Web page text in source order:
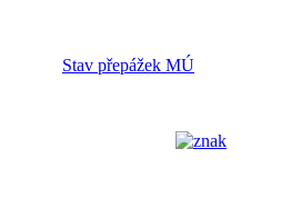
Stav přepážek MÚ